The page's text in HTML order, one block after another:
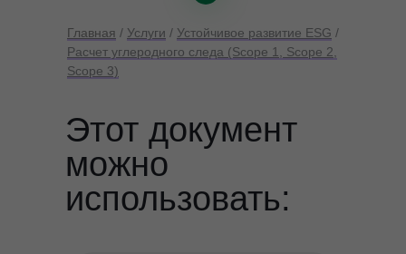
Главная / Услуги / Устойчивое развитие ESG /
Расчет углеродного следа (Scope 1, Scope 2,
Scope 3)
Этот документ
можно
использовать: